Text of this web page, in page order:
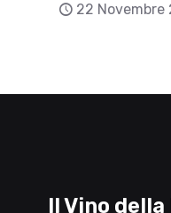
22 Novembre
Il Vino